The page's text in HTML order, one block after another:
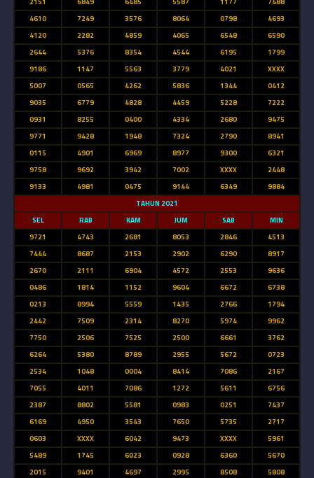
4610
7249 3576 8064 0798
4693
4120
2282 4859 4065 6548
6590
2644
5376 8354 4544 6195
1799
9186
1147 5563 3779 4021
XXXX
5007
0565 4262 5836 1344
0412
9035
6779 4828 4459 5228
7222
0931
8255 0400 4334 2680
9475
9771
9428 1948 7324 2790
8941
0115
4901 6969 8977 9300
6321
9758
9692 3942 7002 XXXX
2448
9133
4981 0475 9144 6349
9884
TAHUN 2021
SEL
RAB KAM JUM SAB
MIN
9721
4743 2681 8053 2846
4513
7444
8687 2153 2902 6290
8917
2670
2111 6904 4572 2553
9636
0486
1814 1152 9604 6672
6738
0213
8994 5559 1435 2766
1794
2442
7509 2314 8270 5974
9962
7750
2506 7525 2500 6661
3762
6264
5380 8789 2955 5672
0723
2534
1048 0004 8414 7086
2167
7055
4011 7086 1272 5611
6756
2387
8802 5581 0983 0251
7437
6169
4950 3543 7650 5735
2717
0603
XXXX 6042 9473 XXXX
5961
5489
1745 6023 0928 6360
5670
2015
9401 4697 2995 8508
5808